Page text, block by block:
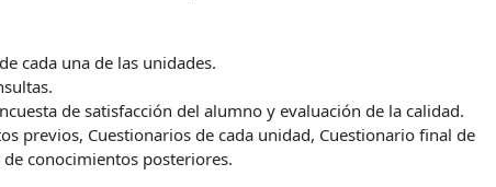
cada una de las unidades.
de satisfacción del alumno y evaluación de la calidad.
previos, Cuestionarios de cada unidad, Cuestionario final de
conocimientos posteriores.